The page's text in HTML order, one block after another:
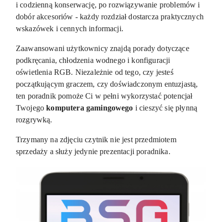
i codzienną konserwację, po rozwiązywanie problemów i
dobór akcesoriów - każdy rozdział dostarcza praktycznych
wskazówek i cennych informacji.
Zaawansowani użytkownicy znajdą porady dotyczące
podkręcania, chłodzenia wodnego i konfiguracji
oświetlenia RGB. Niezależnie od tego, czy jesteś
początkującym graczem, czy doświadczonym entuzjastą,
ten poradnik pomoże Ci w pełni wykorzystać potencjał
Twojegokomputera gamingowego i cieszyć się płynną
rozgrywką.
Trzymany na zdjęciu czytnik nie jest przedmiotem
sprzedaży a służy jedynie prezentacji poradnika.